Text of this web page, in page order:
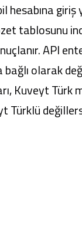
özet
API
olarak
Kuveyt
Türklü